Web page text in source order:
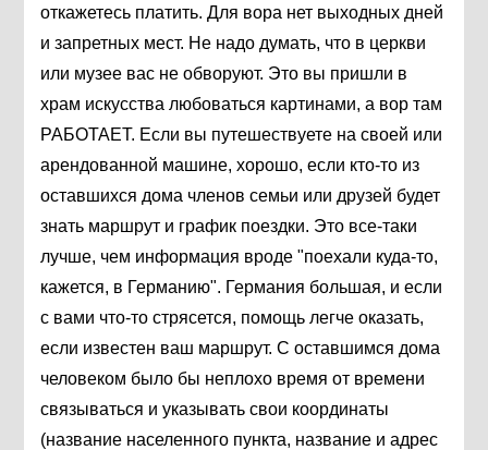
откажетесь платить. Для вора нет выходных дней
и запретных мест. Не надо думать, что в церкви
или музее вас не обворуют. Это вы пришли в
храм искусства любоваться картинами, а вор там
РАБОТАЕТ. Если вы путешествуете на своей или
арендованной машине, хорошо, если кто-то из
оставшихся дома членов семьи или друзей будет
знать маршрут и график поездки. Это все-таки
лучше, чем информация вроде "поехали куда-то,
кажется, в Германию". Германия большая, и если
с вами что-то стрясется, помощь легче оказать,
если известен ваш маршрут. С оставшимся дома
человеком было бы неплохо время от времени
связываться и указывать свои координаты
(название населенного пункта, название и адрес